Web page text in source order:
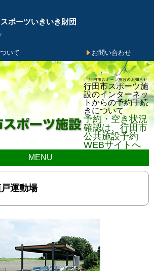
ポーツいきいき財団
いて お問い合わせ
行田市スポーツ施
設のインターネッ
トからの予約手続
きについて
予約・空き状況
確認は、行田市
公共施設予約
WEBサイトへ
MENU
運動場